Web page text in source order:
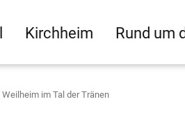
Kirchheim Rund um
Weilheim im Tal der Tränen